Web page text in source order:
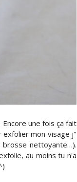
Encore une fois ça fait
exfolier mon visage j"
brosse nettoyante…).
au moins tu n'a